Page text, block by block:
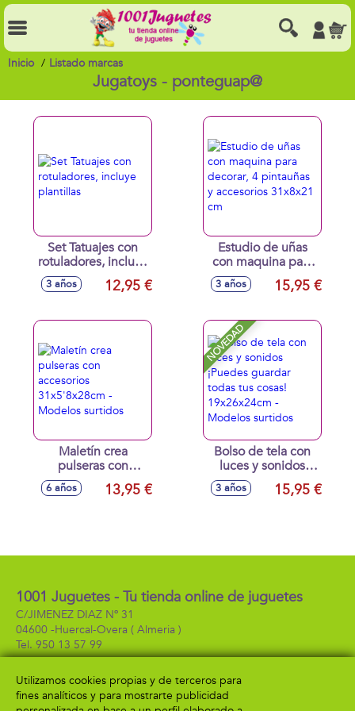
Inicio Listado marcas
Jugatoys - ponteguap@
Set Tatuajes con
rotuladores, incluye
plantillas
3 años 12,95 €
Estudio de uñas
con maquina para
decorar, 4
pintauñas y
cm
3 años 15,95 €
Maletín crea
pulseras con
accesorios
31x5'8x28cm -
6 años 13,95 €
NOVEDAD
Bolso de tela con
luces y sonidos
¡Puedes guardar
todas tus cosas!
3 años 15,95 €
1001 Juguetes - Tu tienda online de juguetes
C/JIMENEZ DIAZ Nº 31
04600 -Huercal-Overa ( Almeria )
950 13 57 99
Utilizamos cookies propias y de terceros para
fines analíticos y para mostrarte publicidad